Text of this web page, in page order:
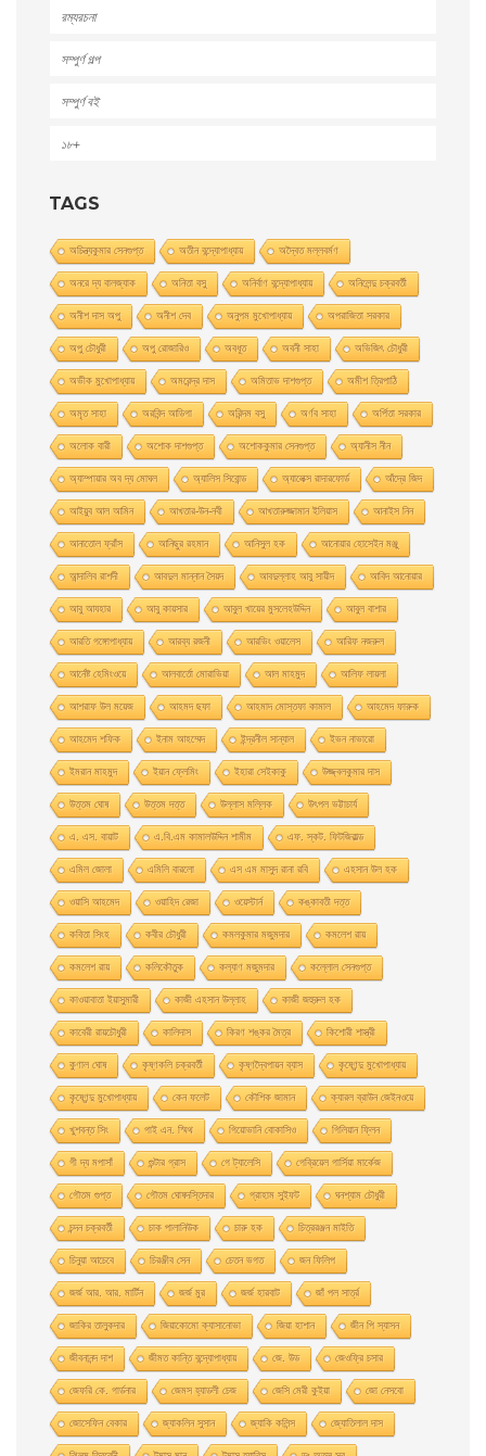
রম্যরচনা
সম্পুর্ণ গল্প
সম্পুর্ণ বই
১৮+
TAGS
অচিন্ত্যকুমার সেনগুপ্ত অতীন বন্দ্যোপাধ্যায় অদ্বৈত মল্লবর্মণ
অনরে দ্য বালজ্যাক অনিতা বসু অনির্বাণ বন্দ্যোপাধ্যায় অনিলেন্দু চক্রবর্তী
অনীশ দাস অপু অনীশ দেব অনুপম মুখোপাধ্যায় অপরাজিতা সরকার
অপু চৌধুরী অপু রােজারিও অবধূত অবনী সাহা অভিজিৎ চৌধুরী
অভীক মুখোপাধ্যায় অমরেন্দ্র দাস অমিতাভ দাশগুপ্ত অমীশ ত্রিপাঠি
অমৃত সাহা অরবিন্দ আডিগা অরিন্দম বসু অর্ণব সাহা অর্পিতা সরকার
অলোক বারী অশােক দাশগুপ্ত অশোককুমার সেনগুপ্ত অ্যানীস নীন
অ্যাম্পায়ার অব দ্য মােঘল অ্যালিস সিবােন্ড অ্যালেক্স রাদারফোর্ড আঁদ্রে জিদ
আইয়ুব আল আমিন আখতার-উন-নবী আখতারুজ্জামান ইলিয়াস আনাইস নিন
আনাতােল ফ্রাঁস আনিছুর রহমান আনিসুল হক আনোয়ার হোসেইন মঞ্জু
আন্দালিব রাশদী আবদুল মান্নান সৈয়দ আবদুল্লাহ আবু সায়ীদ আবিদ আনোয়ার
আবু আযহার আবু কায়সার আবুল খায়ের মুসলেহউদ্দিন আবুল বাশার
আরতি গঙ্গোপাধ্যায় আরব্য রজনী আরভিং ওয়ালেস আরিফ নজরুল
আর্নেষ্ট হেমিংওয়ে আলবার্তো মােরাভিয়া আল মাহমুদ আলিফ লায়লা
আশরাফ উল ময়েজ আহমদ ছফা আহমাদ মোস্তফা কামাল আহমেদ ফারুক
আহমেদ শফিক ইনাম আহম্মেদ ইন্দ্রনীল সান্যাল ইভন নাভারাে
ইমরান মাহমুদ ইয়ান ফ্লেমিং ইহারা সেইকাকু উজ্জ্বলকুমার দাস
উত্তম ঘােষ উত্তম দত্ত উল্লাস মল্লিক উৎপল ভট্টাচার্য
এ. এস. বায়াট এ.বি.এম কামালউদ্দিন শামীম এফ. স্কট. ফিটজিরাল্ড
এমিল জোলা এমিলি বারলো এস এম মাসুদ রানা রবি এহসান উল হক
ওয়াসি আহমেদ ওয়াহিদ রেজা ওয়েস্টার্ন কঙ্কাবতী দত্ত
কবিতা সিংহ কবীর চৌধুরী কমলকুমার মজুমদার কমলেশ রায়
কমলেশ রায় কলিকৌতুক কল্যাণ মজুমদার কল্লোল সেনগুপ্ত
কাওয়াবাতা ইয়াসুমারী কাজী এহসান উল্লাহ কাজী জহুরুল হক
কাবেরী রায়চৌধুরী কালিদাস কিরণ শঙ্কর মৈত্র কিশোরী শাস্ত্রী
কুণাল ঘোষ কৃষ্ণকলি চক্রবর্তী কৃষ্ণদ্বৈপায়ন ব্যাস কৃষ্ণেন্দু মুখােপাধ্যায়
কৃষ্ণেন্দু মুখোপাধ্যায় কেন ফলেট কৌশিক জামান ক্যারল ব্রাউন জেইনওয়ে
খুশবন্ত সিং গাই এন. স্মিথ গিয়ােভানি বােকাসিও গিলিয়ান ফ্লিন
গী দ্য মপাসাঁ গুন্টার গ্রাস গে ট্যালেসি গেব্রিয়েল গার্সিয়া মার্কেজ
গৌতম গুপ্ত গৌতম ঘোষদস্তিদার গ্রাহাম সুইফট ঘনশ্যাম চৌধুরী
চন্দন চক্রবর্তী চাক পালানিউক চারু হক চিত্ররঞ্জন মাইতি
চিনুয়া আচেবে চিরঞ্জীব সেন চেতন ভগত জন ফিলিপ
জর্জ আর. আর. মার্টিন জর্জ মুর জর্জ হারবাট জাঁ পল সার্ত্র
জাকির তালুকদার জিয়াকোমাে ক্যাসানােভা জিয়া হাশান জীন পি স্যাসন
জীবনানন্দ দাশ জীমত কান্তি বন্দ্যোপাধ্যায় জে. উড জেওফ্রি চসার
জেফরি কে. গার্ডনার জেমস হ্যাডলী চেজ জেসি মেরী কুইয়া জো নেসবো
জোসেফিন বেকার জ্যাকলিন সুসান জ্যাকি কলিন্স জ্যোতিলাল দাস